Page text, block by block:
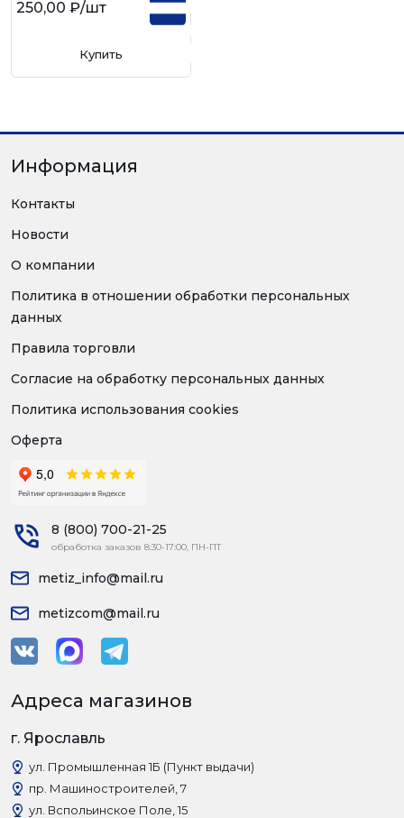
250,00 ₽/шт
Купить
Информация
Контакты
Новости
О компании
Политика в отношении обработки персональных
данных
Правила торговли
Согласие на обработку персональных данных
Политика использования cookies
Оферта
8 (800) 700-21-25
обработка заказов 8:30-17:00, ПН-ПТ
metiz_info@mail.ru
metizcom@mail.ru
Адреса магазинов
г. Ярославль
ул. Промышленная 1Б (Пункт выдачи)
пр. Машиностроителей, 7
ул. Вспольинское Поле, 15